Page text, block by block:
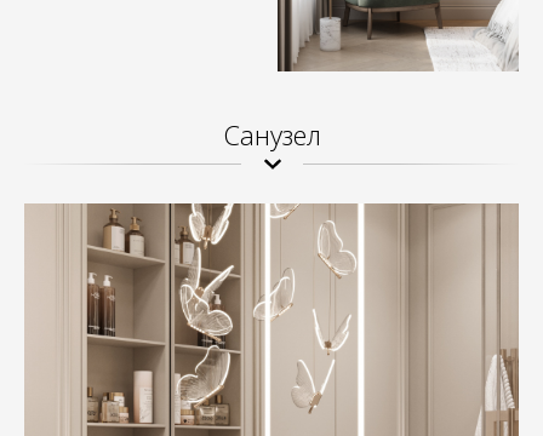
Санузел